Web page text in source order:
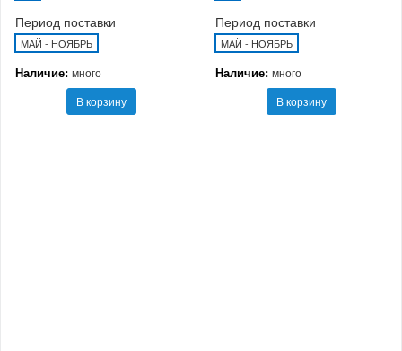
Период поставки
МАЙ - НОЯБРЬ
Наличие: много
В корзину
Период поставки
МАЙ - НОЯБРЬ
Наличие: много
В корзину